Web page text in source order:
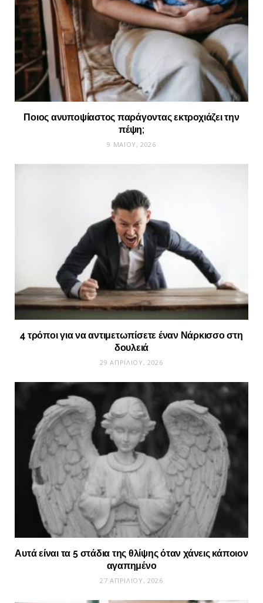
Ποιος ανυποψίαστος παράγοντας εκτροχιάζει την
πέψη;
9 ΜΑΪ́ΟΥ, 2026
4 τρόποι για να αντιμετωπίσετε έναν Νάρκισσο στη
δουλειά
29 ΑΠΡΙΛΊΟΥ, 2026
Αυτά είναι τα 5 στάδια της θλίψης όταν χάνεις κάποιον
αγαπημένο
27 ΑΠΡΙΛΊΟΥ, 2026